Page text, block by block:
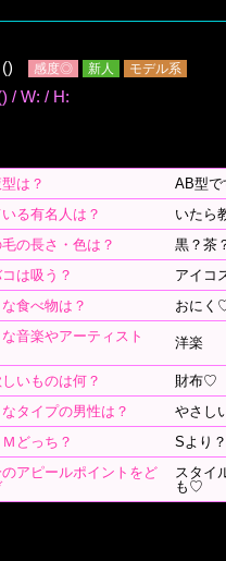
感度◎ 新人 モデル系
/ W: / H:
は？
AB型
る有名人は？
いたら
の長さ・色は？
黒？茶
は吸う？
アイコ
食べ物は？
おにく
音楽やアーティスト
洋楽
いものは何？
財布♡
タイプの男性は？
やさし
Ｍどっち？
Sより
のアピールポイントをど
スタイ
も♡